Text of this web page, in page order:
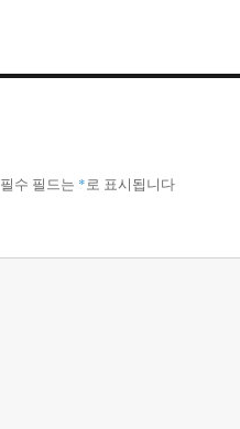
필수 필드는 *로 표시됩니다